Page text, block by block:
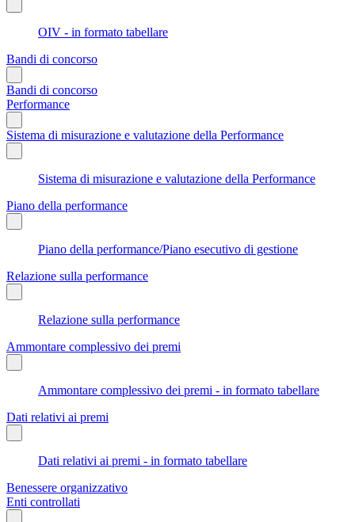
OIV - in formato tabellare
Bandi di concorso
Bandi di concorso
Performance
Sistema di misurazione e valutazione della Performance
Sistema di misurazione e valutazione della Performance
Piano della performance
Piano della performance/Piano esecutivo di gestione
Relazione sulla performance
Relazione sulla performance
Ammontare complessivo dei premi
Ammontare complessivo dei premi - in formato tabellare
Dati relativi ai premi
Dati relativi ai premi - in formato tabellare
Benessere organizzativo
Enti controllati